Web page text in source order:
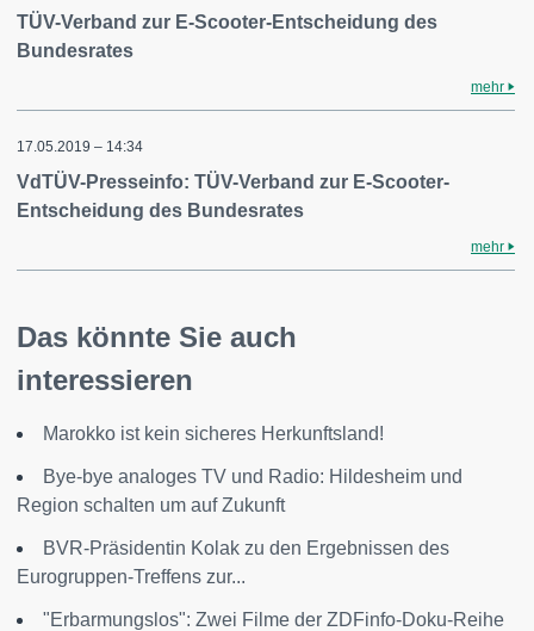
TÜV-Verband zur E-Scooter-Entscheidung des
Bundesrates
mehr
17.05.2019 – 14:34
VdTÜV-Presseinfo: TÜV-Verband zur E-Scooter-
Entscheidung des Bundesrates
mehr
Das könnte Sie auch
interessieren
Marokko ist kein sicheres Herkunftsland!
Bye-bye analoges TV und Radio: Hildesheim und
Region schalten um auf Zukunft
BVR-Präsidentin Kolak zu den Ergebnissen des
Eurogruppen-Treffens zur...
"Erbarmungslos": Zwei Filme der ZDFinfo-Doku-Reihe